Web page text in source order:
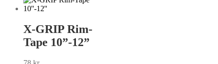
X-GRIP Rim-
Tape 10”-12”